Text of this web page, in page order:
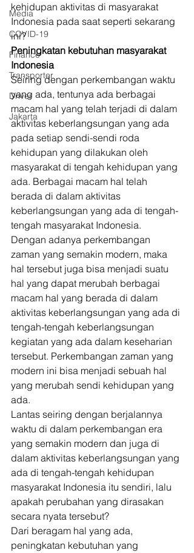
Media
COVID-19
Finance
Transporter
Driver
Jakarta
kehidupan aktivitas di masyarakat
Indonesia pada saat seperti sekarang
ini?
Peningkatan kebutuhan masyarakat
Indonesia
Seiring dengan perkembangan waktu
yang ada, tentunya ada berbagai
macam hal yang telah terjadi di dalam
aktivitas keberlangsungan yang ada
pada setiap sendi-sendi roda
kehidupan yang dilakukan oleh
masyarakat di tengah kehidupan yang
ada. Berbagai macam hal telah
berada di dalam aktivitas
keberlangsungan yang ada di tengah-
tengah masyarakat Indonesia.
Dengan adanya perkembangan
zaman yang semakin modern, maka
hal tersebut juga bisa menjadi suatu
hal yang dapat merubah berbagai
macam hal yang berada di dalam
aktivitas keberlangsungan yang ada di
tengah-tengah keberlangsungan
kegiatan yang ada dalam keseharian
tersebut. Perkembangan zaman yang
modern ini bisa menjadi sebuah hal
yang merubah sendi kehidupan yang
ada.
Lantas seiring dengan berjalannya
waktu di dalam perkembangan era
yang semakin modern dan juga di
dalam aktivitas keberlangsungan yang
ada di tengah-tengah kehidupan
masyarakat Indonesia itu sendiri, lalu
apakah perubahan yang dirasakan
secara nyata tersebut?
Dari beragam hal yang ada,
peningkatan kebutuhan yang